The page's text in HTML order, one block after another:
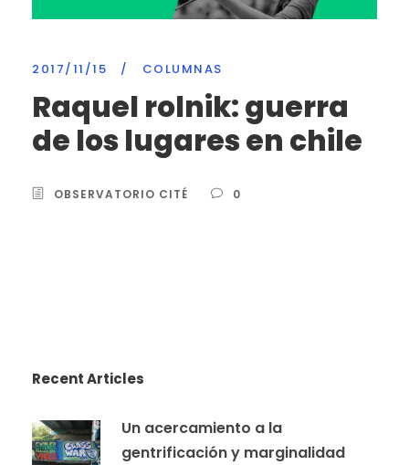
2017/11/15 / COLUMNAS
Raquel rolnik: guerra
de los lugares en chile
OBSERVATORIO CITÉ 0
Recent Articles
Un acercamiento a la
gentrificación y marginalidad